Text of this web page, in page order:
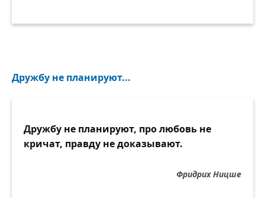
Дружбу не планируют...
Дружбу не планируют, про любовь не
кричат, правду не доказывают.
Фридрих Ницше